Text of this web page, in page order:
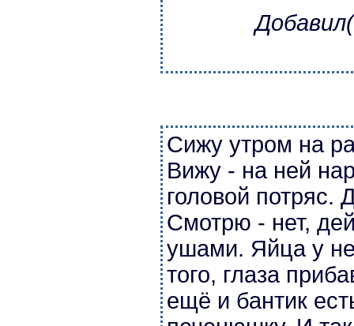
Сижу утром на
Вижу - на ней
головой
Смотрю - нет,
ушами. Яйца у
того, глаза
ещё и бантик